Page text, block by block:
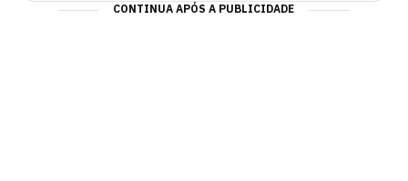
CONTINUA APÓS A PUBLICIDADE